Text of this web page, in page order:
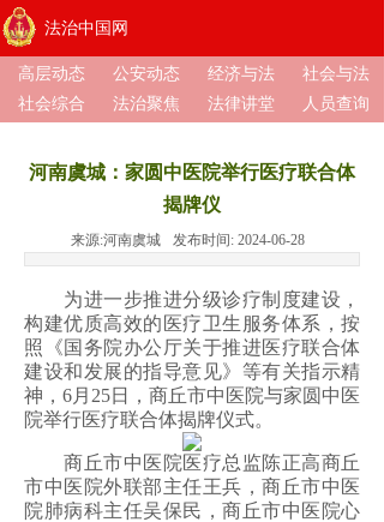
法治中国网
高层动态 公安动态 经济与法
社会与法
社会综合
法治聚焦 法律讲堂 人员查询
河南虞城：家圆中医院举行医疗联合体
揭牌仪
来源:河南虞城 发布时间: 2024-06-28
为进一步推进分级诊疗制度建设，
构建优质高效的医疗卫生服务体系，按
照《国务院办公厅关于推进医疗联合体
建设和发展的指导意见》等有关指示精
神，6月25日，商丘市中医院与家圆中医
院举行医疗联合体揭牌仪式。
商丘市中医院医疗总监陈正高商丘
市中医院外联部主任王兵，商丘市中医
院肺病科主任吴保民，商丘市中医院心